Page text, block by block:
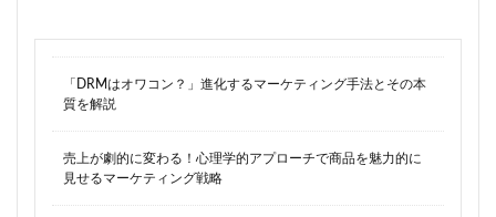
「DRMはオワコン？」進化するマーケティング手法とその本
質を解説
売上が劇的に変わる！心理学的アプローチで商品を魅力的に
見せるマーケティング戦略